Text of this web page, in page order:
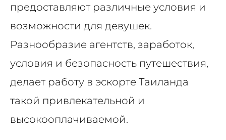
предоставляют различные условия и
возможности для девушек.
Разнообразие агентств, заработок,
условия и безопасность путешествия,
делает работу в эскорте Таиланда
такой привлекательной и
высокооплачиваемой.